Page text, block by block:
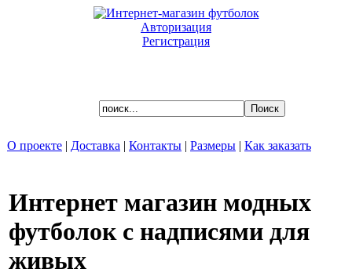
Авторизация
Регистрация
О проекте | Доставка | Контакты | Размеры | Как заказать
Интернет магазин модных
футболок с надписями для
живых